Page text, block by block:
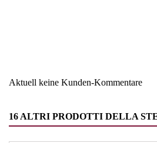
Aktuell keine Kunden-Kommentare
16 ALTRI PRODOTTI DELLA